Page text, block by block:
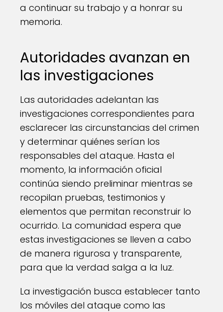
a continuar su trabajo y a honrar su
memoria.
Autoridades avanzan en
las investigaciones
Las autoridades adelantan las
investigaciones correspondientes para
esclarecer las circunstancias del crimen
y determinar quiénes serían los
responsables del ataque. Hasta el
momento, la información oficial
continúa siendo preliminar mientras se
recopilan pruebas, testimonios y
elementos que permitan reconstruir lo
ocurrido. La comunidad espera que
estas investigaciones se lleven a cabo
de manera rigurosa y transparente,
para que la verdad salga a la luz.
La investigación busca establecer tanto
los móviles del ataque como las